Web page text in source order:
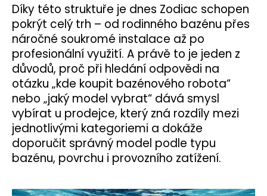
Díky této struktuře je dnes Zodiac schopen
pokrýt celý trh – od rodinného bazénu přes
náročné soukromé instalace až po
profesionální využití. A právě to je jeden z
důvodů, proč při hledání odpovědi na
otázku „kde koupit bazénového robota“
nebo „jaký model vybrat“ dává smysl
vybírat u prodejce, který zná rozdíly mezi
jednotlivými kategoriemi a dokáže
doporučit správný model podle typu
bazénu, povrchu i provozního zatížení.